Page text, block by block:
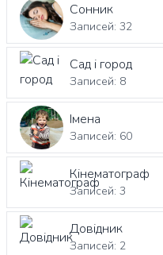
Сонник
Записей: 32
Сад і город
Записей: 8
Імена
Записей: 60
Кінематограф
Записей: 3
Довідник
Записей: 2